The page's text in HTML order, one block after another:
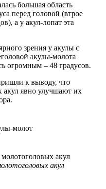
большая область
перед головой (втрое
а у акул-лопат эта
зрения у акулы с
акулы-молота
огромным – 48 градусов.
к выводу, что
явно улучшают их
акул